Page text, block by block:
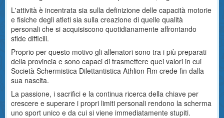
L'attività è incentrata sia sulla definizione delle capacità motorie
e fisiche degli atleti sia sulla creazione di quelle qualità
personali che si acquisiscono quotidianamente affrontando
sfide difficili.
Proprio per questo motivo gli allenatori sono tra i più preparati
della provincia e sono capaci di trasmettere quei valori in cui
Società Schermistica Dilettantistica Athlion Rm crede fin dalla
sua nascita.
La passione, i sacrifici e la continua ricerca della chiave per
crescere e superare i propri limiti personali rendono la scherma
uno sport unico e da cui si viene immediatamente stupiti.